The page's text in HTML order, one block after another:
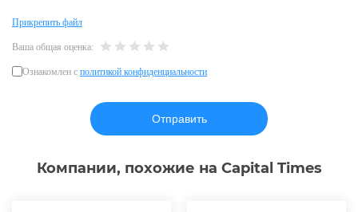
Ваша общая оценка:
Прикрепить файл
Ознакомлен с политикой конфиденциальности
Компании, похожие на Capital Times